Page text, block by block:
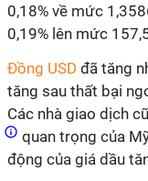
0,18% về mức
0,19% lên mức
Đồng USD đã tăng
tăng sau thất bại
Các nhà giao dịch
quan trọng của
động của giá dầu